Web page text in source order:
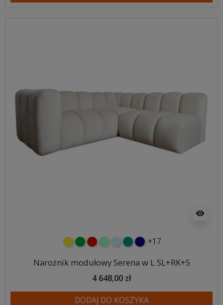
visibility
żółtyzielonyczerwony
miętowybłękitnyturkusowy
granatowy
+17
Narożnik modułowy Serena w L SL+RK+S
4 648,00 zł
DODAJ DO KOSZYKA